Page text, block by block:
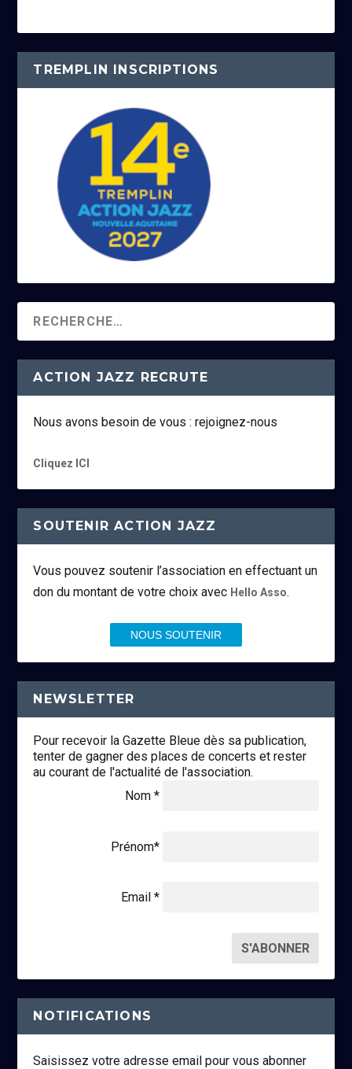
TREMPLIN INSCRIPTIONS
ACTION JAZZ RECRUTE
Nous avons besoin de vous : rejoignez-nous
Cliquez ICI
SOUTENIR ACTION JAZZ
Vous pouvez soutenir l’association en effectuant un
don du montant de votre choix avec Hello Asso.
NOUS SOUTENIR
NEWSLETTER
Pour recevoir la Gazette Bleue dès sa publication,
tenter de gagner des places de concerts et rester
au courant de l'actualité de l'association.
Nom *
Prénom*
Email *
NOTIFICATIONS
Saisissez votre adresse email pour vous abonner